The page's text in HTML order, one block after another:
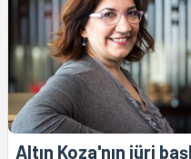
Altın Koza'nın jüri